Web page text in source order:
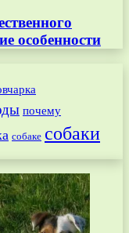
особенности
почему
собаке собаки